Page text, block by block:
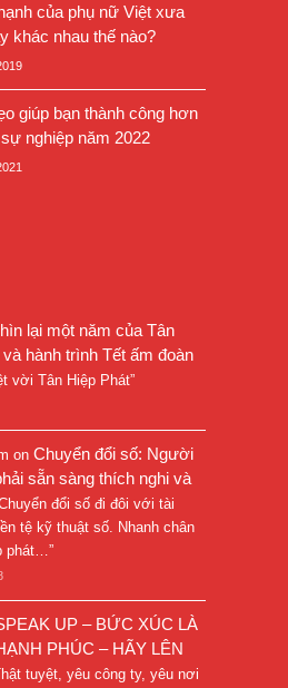
của phụ nữ Việt xưa
khác nhau thế nào?
giúp bạn thành công hơn
nghiệp năm 2022
lại một năm của Tân
hành trình Tết ấm đoàn
vời Tân Hiệp Phát”
on Chuyển đổi số: Người
sẵn sàng thích nghi và
đổi số đi đôi với tài
tệ kỹ thuật số. Nhanh chân
phát… ”
UP – BỨC XÚC LÀ
PHÚC – HÃY LÊN
tuyệt, yêu công ty, yêu nơi